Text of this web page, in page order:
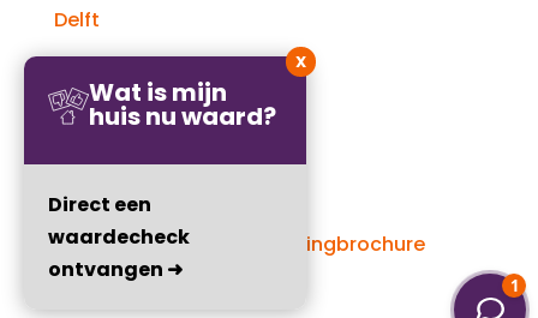
Delft
Website door: Online Woningbrochure
Wat is mijn
huis nu waard?
Direct een
waardecheck
ontvangen ➜
X